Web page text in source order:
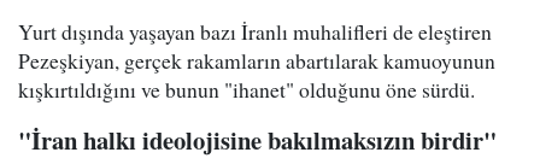
Yurt dışında yaşayan bazı İranlı muhalifleri de eleştiren
Pezeşkiyan, gerçek rakamların abartılarak kamuoyunun
kışkırtıldığını ve bunun "ihanet" olduğunu öne sürdü.
"İran halkı ideolojisine bakılmaksızın birdir"